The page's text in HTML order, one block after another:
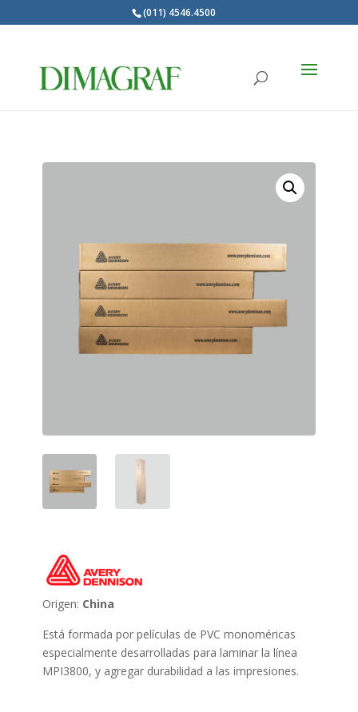
(011) 4546.4500
Origen: China
Está formada por películas de PVC monoméricas
especialmente desarrolladas para laminar la línea
MPI3800, y agregar durabilidad a las impresiones.